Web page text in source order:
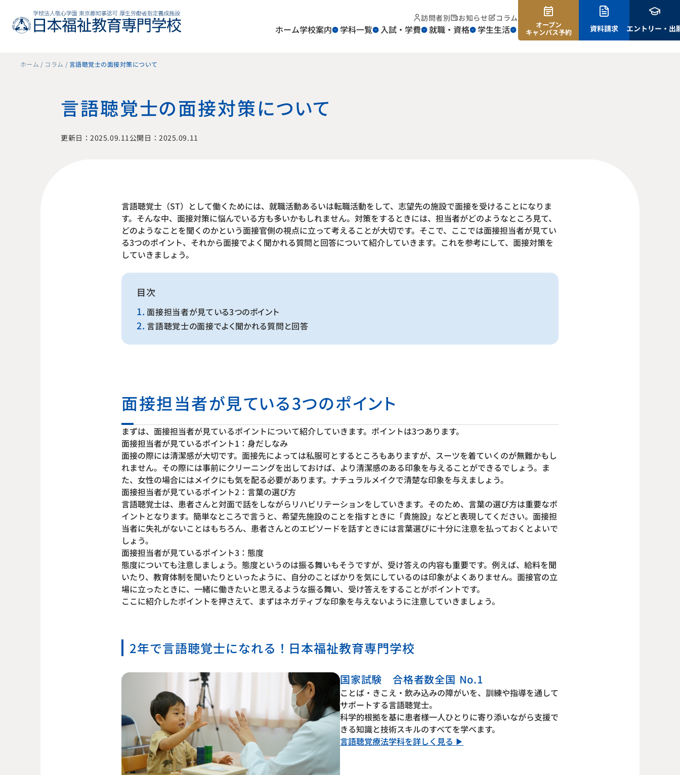
訪問者別 お知らせ コラム
ホーム学校案内 学科一覧 入試・学費 就職・資格 学生生活 オープン
キャンパス予約 資料請求 エントリー・出
ホーム コラム 言語聴覚士の面接対策について
言語聴覚士の面接対策について
更新日：2025.09.11公開日：2025.09.11
言語聴覚士（ST）として働くためには、就職活動あるいは転職活動をして、志望先の施設で面接を受けることになりま
す。そんな中、面接対策に悩んでいる方も多いかもしれません。対策をするときには、担当者がどのようなところ見て、
どのようなことを聞くのかという面接官側の視点に立って考えることが大切です。そこで、ここでは面接担当者が見てい
る3つのポイント、それから面接でよく聞かれる質問と回答について紹介していきます。これを参考にして、面接対策を
していきましょう。
目次
面接担当者が見ている3つのポイント
言語聴覚士の面接でよく聞かれる質問と回答
面接担当者が見ている3つのポイント
まずは、面接担当者が見ているポイントについて紹介していきます。ポイントは3つあります。
面接担当者が見ているポイント1：身だしなみ
面接の際には清潔感が大切です。面接先によっては私服可とするところもありますが、スーツを着ていくのが無難かもし
れません。その際には事前にクリーニングを出しておけば、より清潔感のある印象を与えることができるでしょう。ま
た、女性の場合にはメイクにも気を配る必要があります。ナチュラルメイクで清楚な印象を与えましょう。
面接担当者が見ているポイント2：言葉の選び方
言語聴覚士は、患者さんと対面で話をしながらリハビリテーションをしていきます。そのため、言葉の選び方は重要なポ
イントとなります。簡単なところで言うと、希望先施設のことを指すときに「貴施設」などと表現してください。面接担
当者に失礼がないことはもちろん、患者さんとのエピソードを話すときには言葉選びに十分に注意を払っておくとよいで
しょう。
面接担当者が見ているポイント3：態度
態度についても注意しましょう。態度というのは振る舞いもそうですが、受け答えの内容も重要です。例えば、給料を聞
いたり、教育体制を聞いたりといったように、自分のことばかりを気にしているのは印象がよくありません。面接官の立
場に立ったときに、一緒に働きたいと思えるような振る舞い、受け答えをすることがポイントです。
ここに紹介したポイントを押さえて、まずはネガティブな印象を与えないように注意していきましょう。
2年で言語聴覚士になれる！日本福祉教育専門学校
国家試験 合格者数全国 No.1
ことば・きこえ・飲み込みの障がいを、訓練や指導を通して
サポートする言語聴覚士。
科学的根拠を基に患者様一人ひとりに寄り添いながら支援で
きる知識と技術スキルのすべてを学べます。
言語聴覚療法学科を詳しく見る ▶